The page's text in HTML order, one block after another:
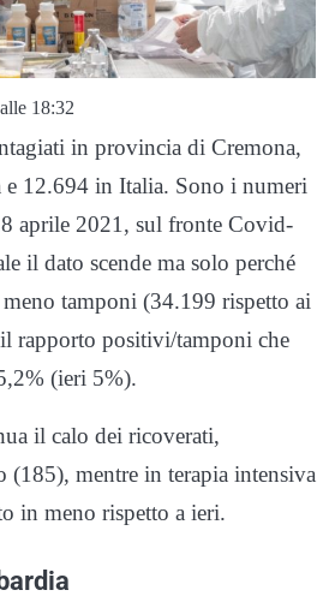
18:32
in provincia di Cremona,
12.694 in Italia. Sono i numeri
aprile 2021, sul fronte Covid-
il dato scende ma solo perché
meno tamponi (34.199 rispetto ai
rapporto positivi/tamponi che
(ieri 5%).
il calo dei ricoverati,
(185), mentre in terapia intensiva
in meno rispetto a ieri.